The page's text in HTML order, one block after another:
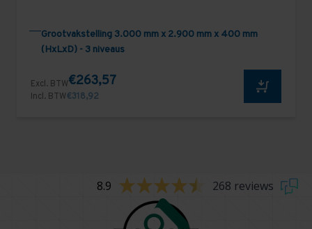
Grootvakstelling 3.000 mm x 2.900 mm x 400 mm
(HxLxD) - 3 niveaus
Excl. BTW€263,57
Incl. BTW€318,92
8.9 268 reviews